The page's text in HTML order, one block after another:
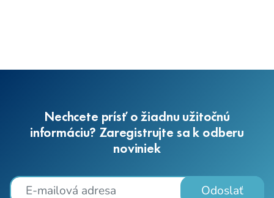
Nechcete prísť o žiadnu užitočnú
informáciu? Zaregistrujte sa k odberu
noviniek
Odoslať